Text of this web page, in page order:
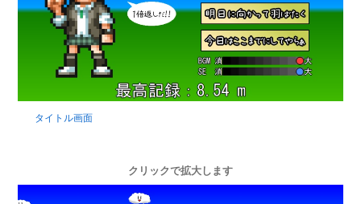
タイトル画面
クリックで拡大します